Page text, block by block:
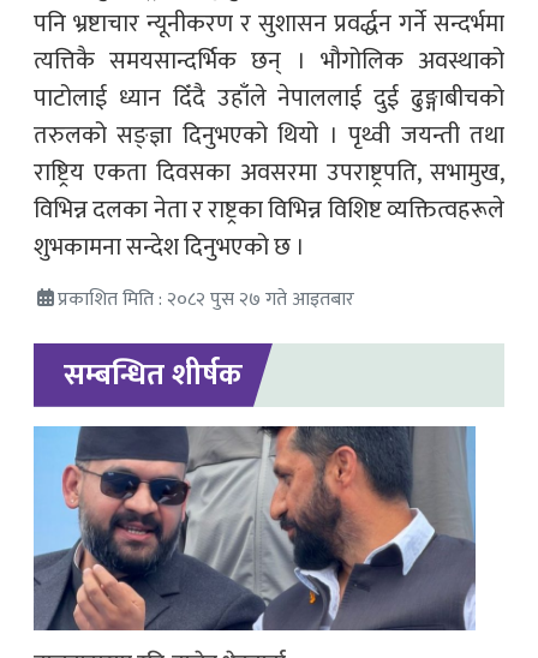
पनि भ्रष्टाचार न्यूनीकरण र सुशासन प्रवर्द्धन गर्ने सन्दर्भमा
त्यत्तिकै समयसान्दर्भिक छन् । भौगोलिक अवस्थाको
पाटोलाई ध्यान दिँदै उहाँले नेपाललाई दुई ढुङ्गाबीचको
तरुलको सङ्ज्ञा दिनुभएको थियो । पृथ्वी जयन्ती तथा
राष्ट्रिय एकता दिवसका अवसरमा उपराष्ट्रपति, सभामुख,
विभिन्न दलका नेता र राष्ट्रका विभिन्न विशिष्ट व्यक्तित्वहरूले
शुभकामना सन्देश दिनुभएको छ ।
प्रकाशित मिति : २०८२ पुस २७ गते आइतबार
सम्बन्धित शीर्षक